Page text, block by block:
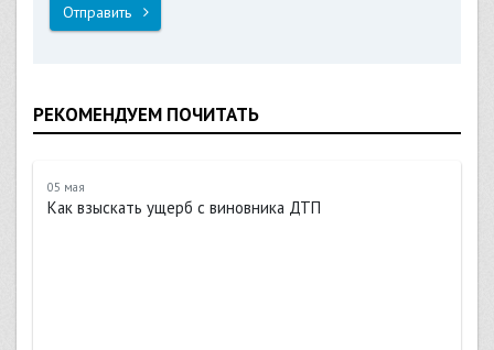
Отправить
РЕКОМЕНДУЕМ ПОЧИТАТЬ
05 мая
Как взыскать ущерб с виновника ДТП